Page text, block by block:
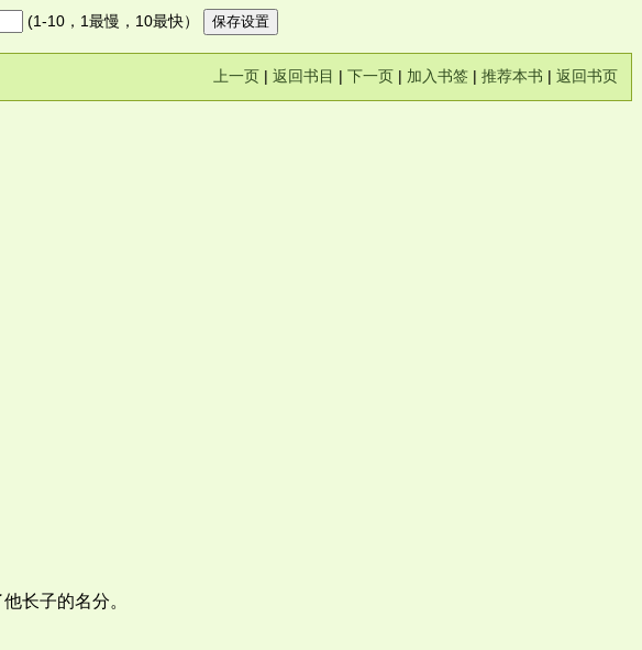
(1-10，1最慢，10最快）
上一页 |返回书目 |下一页 | 加入书签 |推荐本书 |返回书页
长子的名分。